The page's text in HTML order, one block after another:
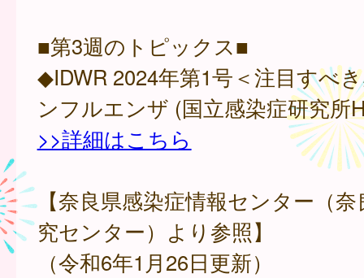
■第3週のトピックス■
◆IDWR 2024年第1号＜注目すべ
ンフルエンザ (国立感染症研究所
>>詳細はこちら
【奈良県感染症情報センター（奈
究センター）より参照】
（令和6年1月26日更新）